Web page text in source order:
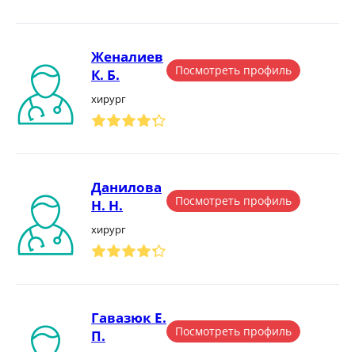
Женалиев
К. Б.
хирург
Посмотреть профиль
Данилова
Н. Н.
хирург
Посмотреть профиль
Гавазюк Е.
П.
Посмотреть профиль